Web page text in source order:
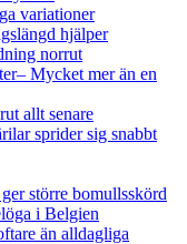
variationer
hjälper
norrut
Mycket mer än en
allt senare
sprider sig snabbt
större bomullsskörd
i Belgien
än alldagliga